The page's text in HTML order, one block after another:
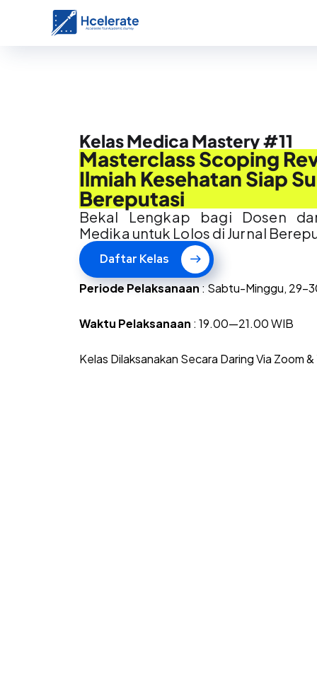
Kelas Medica Mastery #11
Masterclass Scoping
Ilmiah Kesehatan Siap
Bereputasi
Bekal Lengkap bagi Dosen
Medika untuk Lolos di Jurnal
Daftar Kelas
PeriodePelaksanaan: Sabtu-Minggu, 29-
Waktu Pelaksanaan : 19.00—21.00 WIB
Kelas Dilaksanakan Secara Daring Via Zoom